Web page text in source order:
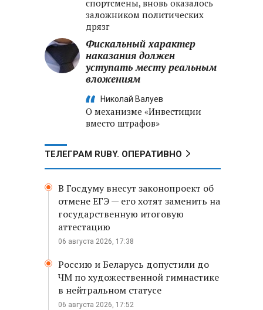
спортсмены, вновь оказалось
заложником политических
дрязг
Фискальный характер
наказания должен
уступать месту реальным
вложениям
Николай Валуев
О механизме «Инвестиции
вместо штрафов»
ТЕЛЕГРАМ RUBY. ОПЕРАТИВНО
В Госдуму внесут законопроект об
отмене ЕГЭ — его хотят заменить на
государственную итоговую
аттестацию
06 августа 2026, 17:38
Россию и Беларусь допустили до
ЧМ по художественной гимнастике
в нейтральном статусе
06 августа 2026, 17:52